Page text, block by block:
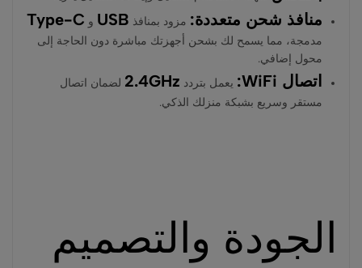
منافذ شحن متعددة: مزود بمنافذ USB و Type-C
مدمجة، مما يسمح لك بشحن أجهزتك مباشرة دون الحاجة إلى
محول إضافي.
اتصال WiFi: يعمل بتردد 2.4GHz لضمان اتصال
مستقر وسريع بشبكة منزلك الذكي.
الجودة والتصميم